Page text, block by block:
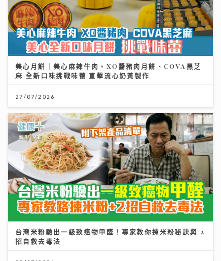
美心月餅｜美心麻辣牛肉、XO醬豬肉月餅、COVA黑芝
麻 全新口味挑戰味蕾 直擊流心奶黃製作
27/07/2026
台灣米粉驗出一級致癌物甲醛！專家教你揀米粉秘訣與 2
招自救去毒法